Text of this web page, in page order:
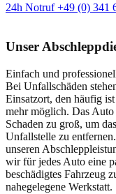
24h Notruf +49 (0) 341
Unser
Einfach und
Bei Unfallschäden
Einsatzort, den häufig
mehr möglich. Das
Schaden zu groß, um
Unfallstelle zu
unseren
wir für jedes Auto eine
beschädigtes Fahrzeug
nahegelegene Werkstatt.